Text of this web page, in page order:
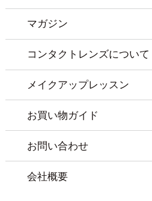
マガジン
コンタクトレンズについて
メイクアップレッスン
お買い物ガイド
お問い合わせ
会社概要